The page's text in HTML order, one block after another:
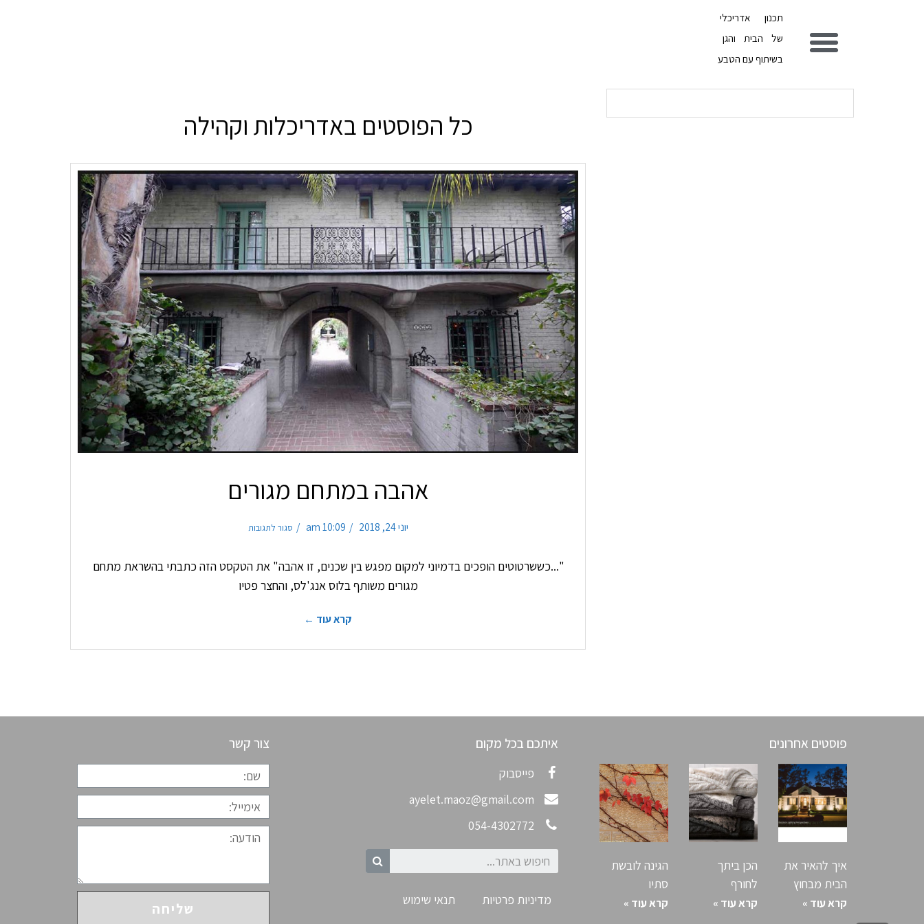
תכנון אדריכלי
של הבית והגן
בשיתוף עם הטבע
כל הפוסטים באדריכלות וקהילה
אהבה במתחם מגורים
יוני 24, 2018 10:09 am סגור לתגובות
"...כששרטוטים הופכים בדמיוני למקום מפגש בין שכנים, זו אהבה" את הטקסט הזה כתבתי בהשראת מתחם
מגורים משותף בלוס אנג'לס, והחצר פטיו
קרא עוד ←
פוסטים אחרונים
איך להאיר את
הבית מבחוץ
קרא עוד »
הכן ביתך
לחורף
קרא עוד »
הגינה לובשת
סתיו
קרא עוד »
איתכם בכל מקום
פייסבוק
ayelet.maoz@gmail.com
054-4302772
מדיניות פרטיות תנאי שימוש
צור קשר
שליחה